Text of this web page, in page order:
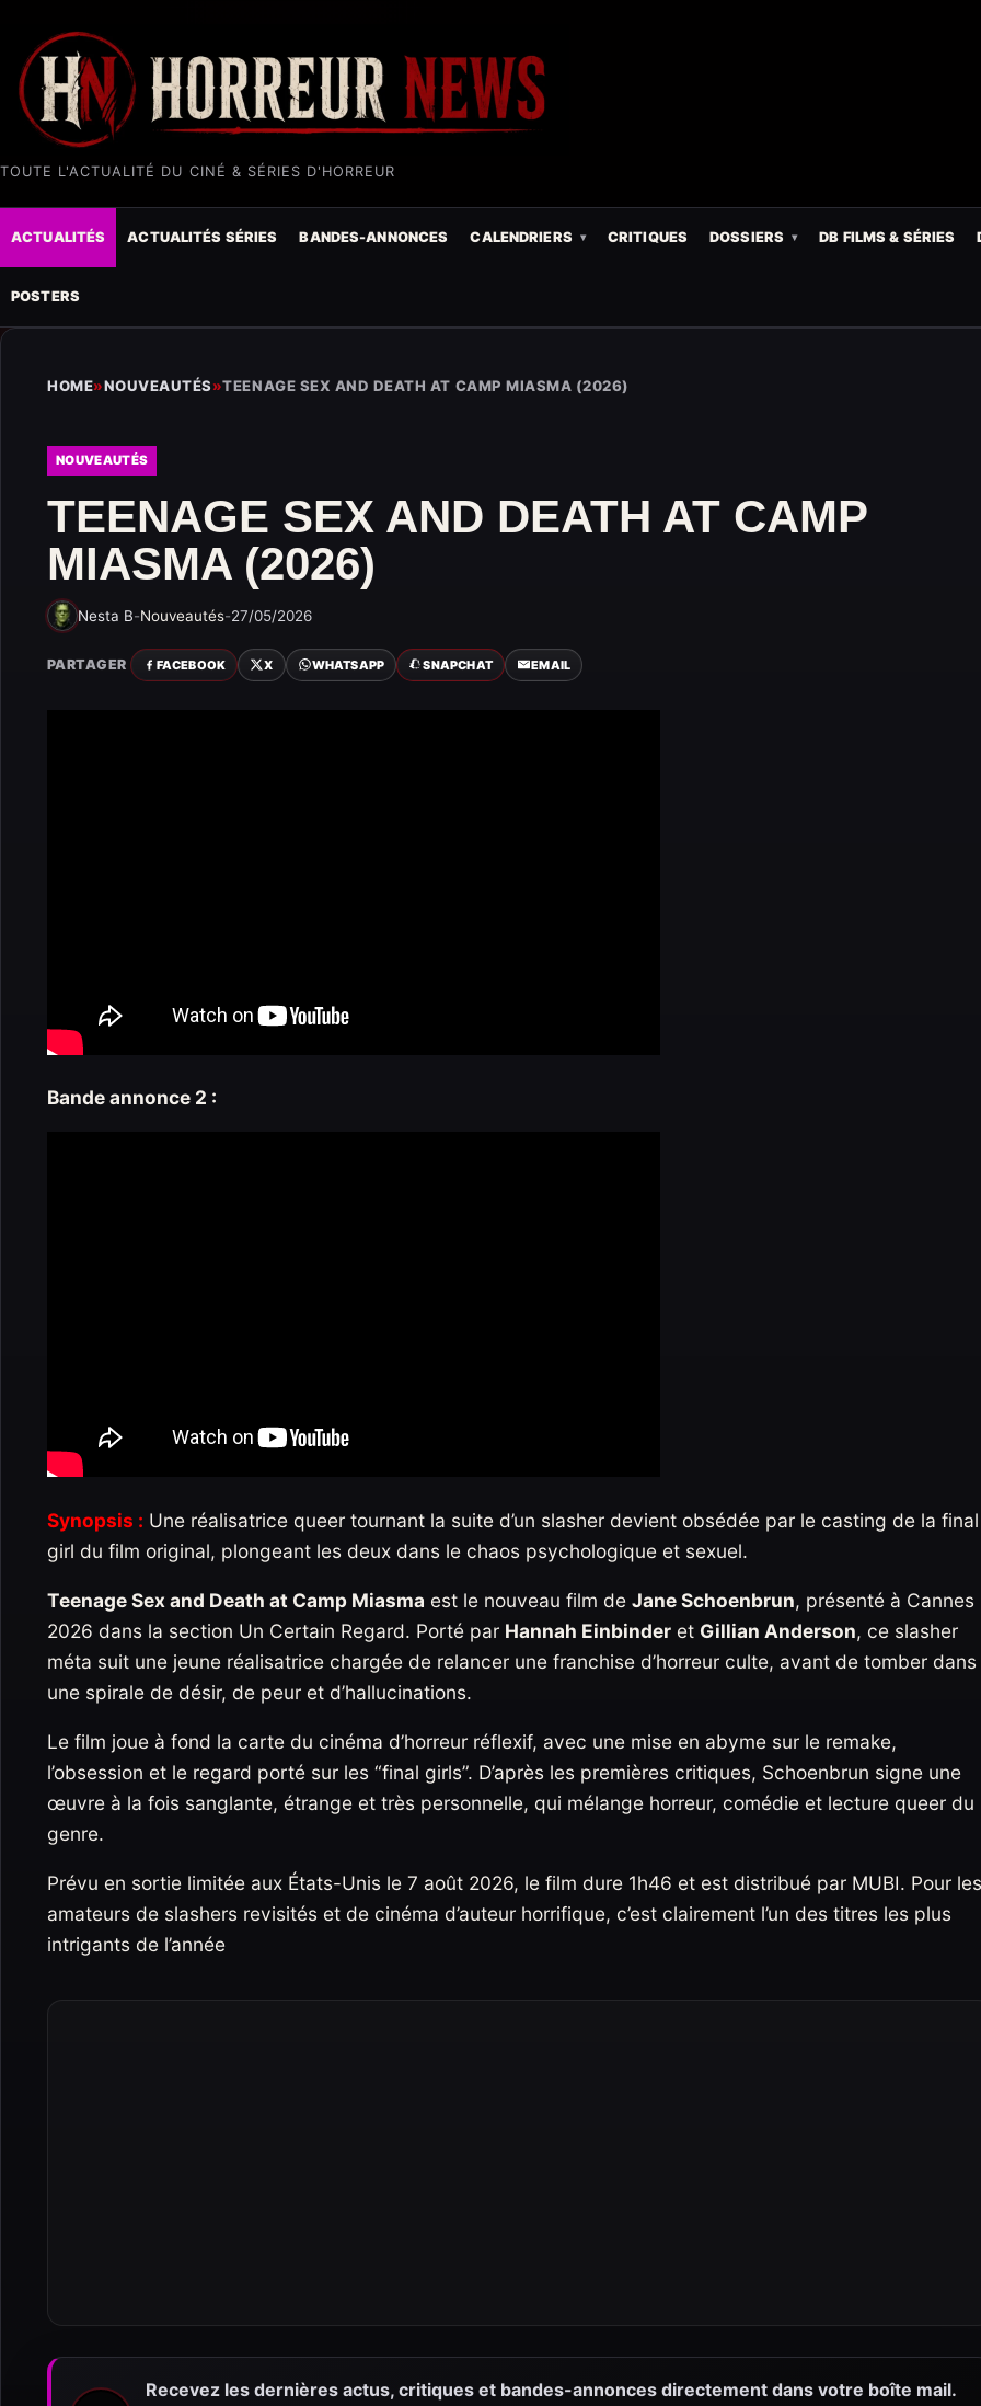
TOUTE L'ACTUALITÉ DU CINÉ & SÉRIES D'HORREUR
ACTUALITÉS ACTUALITÉS SÉRIES BANDES-ANNONCES CALENDRIERS CRITIQUES DOSSIERS DB FILMS & SÉRIES
POSTERS
HOME»NOUVEAUTÉS»TEENAGE SEX AND DEATH AT CAMP MIASMA (2026)
NOUVEAUTÉS
TEENAGE SEX AND DEATH AT CAMP
MIASMA (2026)
Nesta B-Nouveautés-27/05/2026
PARTAGER FACEBOOK X WHATSAPP SNAPCHAT EMAIL
Bande annonce 2 :
Synopsis : Une réalisatrice queer tournant la suite d’un slasher devient obsédée par le casting de la final
girl du film original, plongeant les deux dans le chaos psychologique et sexuel.
Teenage Sex and Death at Camp Miasma est le nouveau film de Jane Schoenbrun, présenté à Cannes
2026 dans la section Un Certain Regard. Porté par Hannah Einbinder et Gillian Anderson, ce slasher
méta suit une jeune réalisatrice chargée de relancer une franchise d’horreur culte, avant de tomber dans
une spirale de désir, de peur et d’hallucinations.
Le film joue à fond la carte du cinéma d’horreur réflexif, avec une mise en abyme sur le remake,
l’obsession et le regard porté sur les “final girls”. D’après les premières critiques, Schoenbrun signe une
œuvre à la fois sanglante, étrange et très personnelle, qui mélange horreur, comédie et lecture queer du
genre.
Prévu en sortie limitée aux États-Unis le 7 août 2026, le film dure 1h46 et est distribué par MUBI. Pour les
amateurs de slashers revisités et de cinéma d’auteur horrifique, c’est clairement l’un des titres les plus
intrigants de l’année
Recevez les dernières actus, critiques et bandes-annonces directement dans votre boîte mail.